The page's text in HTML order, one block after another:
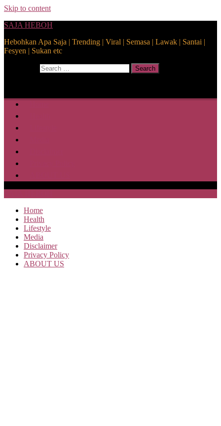
Skip to content
SAJA HEBOH
Hebohkan Apa Saja | Trending | Viral | Semasa | Lawak | Santai |
Fesyen | Sukan etc
Search
Home
Health
Lifestyle
Media
Disclaimer
Privacy Policy
ABOUT US